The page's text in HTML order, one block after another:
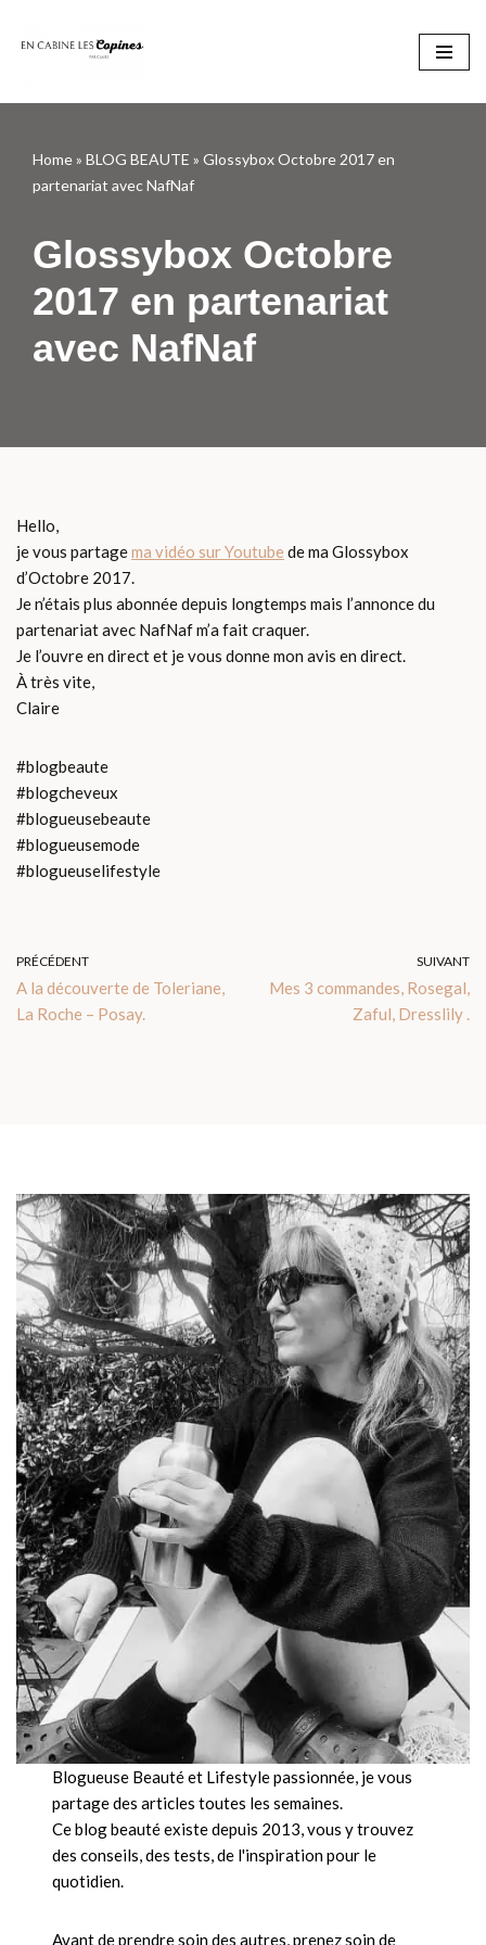
Home» BLOG BEAUTE » Glossybox Octobre 2017 en
partenariat avec NafNaf
Glossybox Octobre
2017 en partenariat
avec NafNaf
Hello,
je vous partagema vidéo sur Youtube de ma Glossybox
d’Octobre 2017.
Je n’étais plus abonnée depuis longtemps mais l’annonce du
partenariat avec NafNaf m’a fait craquer.
Je l’ouvre en direct et je vous donne mon avis en direct.
À très vite,
Claire
#blogbeaute
#blogcheveux
#blogueusebeaute
#blogueusemode
#blogueuselifestyle
PRÉCÉDENT
A la découverte de Toleriane,
La Roche – Posay.
SUIVANT
Mes 3 commandes, Rosegal,
Zaful, Dresslily .
Blogueuse Beauté et Lifestyle passionnée, je vous
partage des articles toutes les semaines.
Ce blog beauté existe depuis 2013, vous y trouvez
des conseils, des tests, de l'inspiration pour le
quotidien.
Avant de prendre soin des autres, prenez soin de